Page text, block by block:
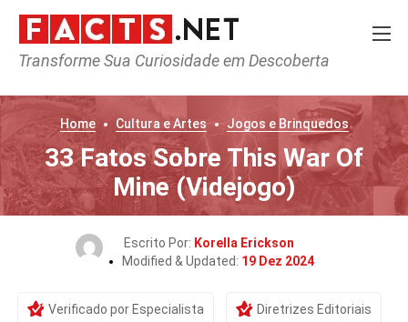
Transforme Sua Curiosidade em Descoberta
Home Cultura e Artes Jogos e Brinquedos
33 Fatos Sobre This War Of
Mine (Videjogo)
Escrito Por: Korella Erickson
Modified & Updated: 19 Dez 2024
Verificado por Especialista Diretrizes Editoriais